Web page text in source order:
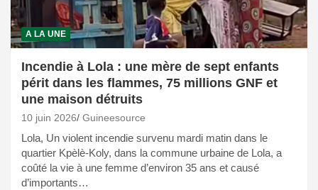
A LA UNE
Incendie à Lola : une mère de sept enfants
périt dans les flammes, 75 millions GNF et
une maison détruits
10 juin 2026 Guineesource
Lola, Un violent incendie survenu mardi matin dans le
quartier Kpèlè-Koly, dans la commune urbaine de Lola, a
coûté la vie à une femme d’environ 35 ans et causé
d’importants…